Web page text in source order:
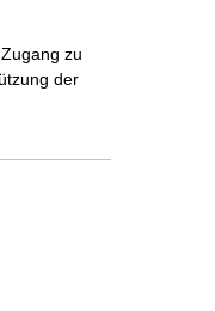
zu
der